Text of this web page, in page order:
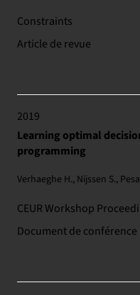
Constraints
Article de revue
2019
Learning optimal
programming
Verhaeghe H., Nijssen S.,
CEUR Workshop
Document de conférence